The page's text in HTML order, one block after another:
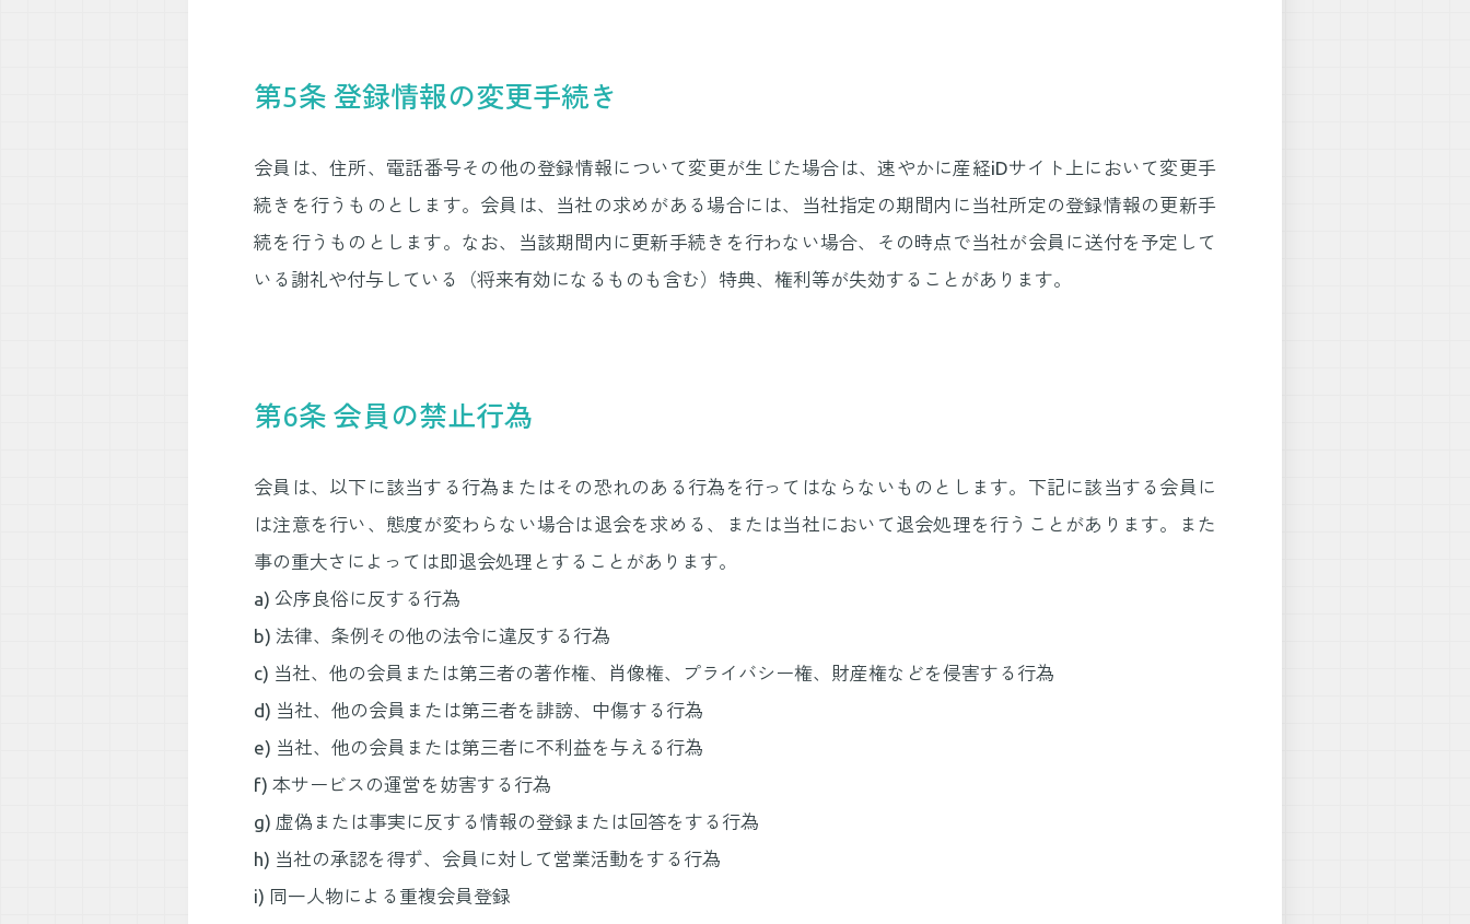
第5条 登録情報の変更手続き
会員は、住所、電話番号その他の登録情報について変更が生じた場合は、速やかに産経iDサイト上において変更手
続きを行うものとします。会員は、当社の求めがある場合には、当社指定の期間内に当社所定の登録情報の更新手
続を行うものとします。なお、当該期間内に更新手続きを行わない場合、その時点で当社が会員に送付を予定して
いる謝礼や付与している（将来有効になるものも含む）特典、権利等が失効することがあります。
第6条 会員の禁止行為
会員は、以下に該当する行為またはその恐れのある行為を行ってはならないものとします。下記に該当する会員に
は注意を行い、態度が変わらない場合は退会を求める、または当社において退会処理を行うことがあります。また
事の重大さによっては即退会処理とすることがあります。
a) 公序良俗に反する行為
b) 法律、条例その他の法令に違反する行為
c) 当社、他の会員または第三者の著作権、肖像権、プライバシー権、財産権などを侵害する行為
d) 当社、他の会員または第三者を誹謗、中傷する行為
e) 当社、他の会員または第三者に不利益を与える行為
f) 本サービスの運営を妨害する行為
g) 虚偽または事実に反する情報の登録または回答をする行為
h) 当社の承認を得ず、会員に対して営業活動をする行為
i) 同一人物による重複会員登録